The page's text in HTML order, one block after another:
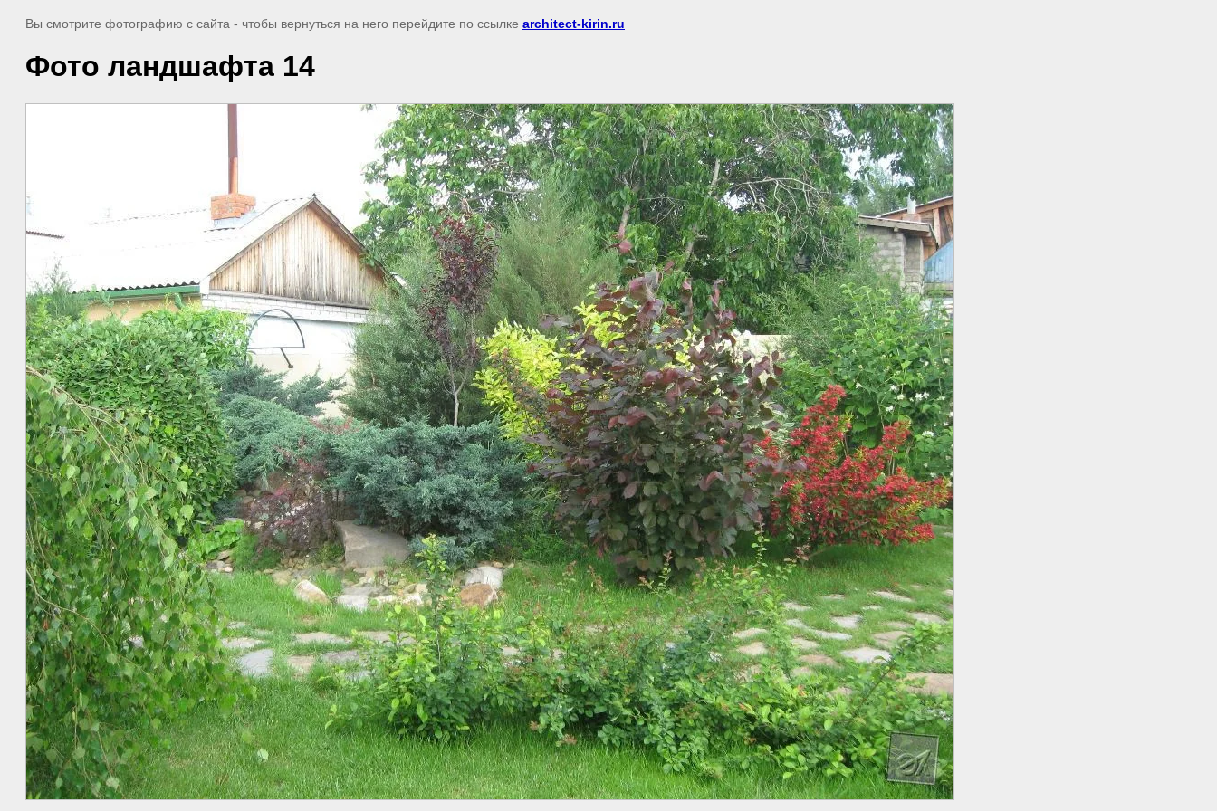
Вы смотрите фотографию с сайта - чтобы вернуться на него перейдите по ссылке architect-kirin.ru
Фото ландшафта 14